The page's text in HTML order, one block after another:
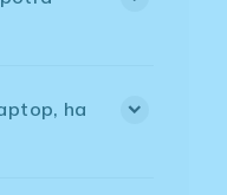
ha